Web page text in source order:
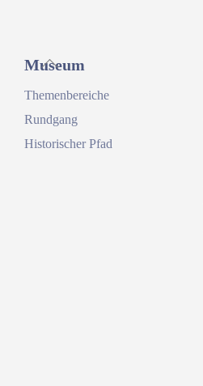
Back
Top
Museum
Themenbereiche
Rundgang
Historischer Pfad